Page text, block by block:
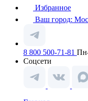
Избранное
Ваш город:
8 800 500-71-81
Соцсети